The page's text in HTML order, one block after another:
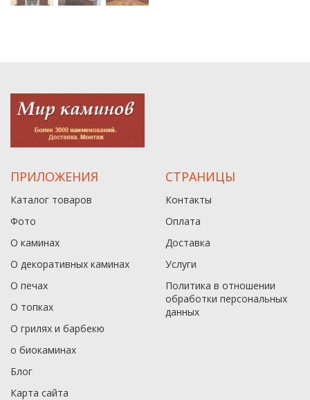
ПРИЛОЖЕНИЯ
Каталог товаров
Фото
О каминах
О декоративных каминах
О печах
О топках
О грилях и барбекю
о биокаминах
Блог
Карта сайта
СТРАНИЦЫ
Контакты
Оплата
Доставка
Услуги
Политика в отношении
обработки персональных
данныx